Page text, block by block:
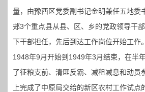
量，由豫西区党委副书记金明兼任五地委
郏3个重点县从县、区、乡的党政领导干
下干部担任，先后到达工作岗位开始工作
1948年9月开始到1949年3月结束，在半
了征粮支前、清匪反霸、减租减息和动员
上完成了中原局交给的新区农村工作试点